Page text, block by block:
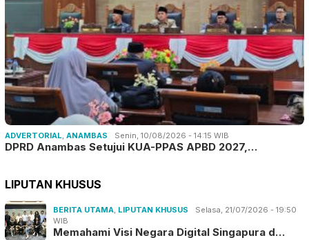
ADVERTORIAL, ANAMBAS Senin, 10/08/2026 - 14:15 WIB
DPRD Anambas Setujui KUA-PPAS APBD 2027,…
LIPUTAN KHUSUS
BERITA UTAMA, LIPUTAN KHUSUS
Selasa, 21/07/2026 - 19:50
WIB
Memahami Visi Negara Digital Singapura d…